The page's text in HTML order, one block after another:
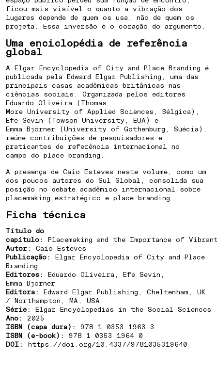
ficou mais visível o quanto a vibração dos
lugares depende de quem os usa, não de quem os
projeta. Essa inversão é o coração do argumento.
Uma enciclopédia de referência
global
A Elgar Encyclopedia of City and Place Branding é
publicada pela Edward Elgar Publishing, uma das
principais casas acadêmicas britânicas nas
ciências sociais. Organizada pelos editores
Eduardo Oliveira (Thomas
More University of Applied Sciences, Bélgica),
Efe Sevin (Towson University, EUA) e
Emma Björner (University of Gothenburg, Suécia),
reúne contribuições de pesquisadores e
praticantes de referência internacional no
campo do place branding.
A presença de Caio Esteves neste volume, como um
dos poucos autores do Sul Global, consolida sua
posição no debate acadêmico internacional sobre
placemaking estratégico e place branding.
Ficha técnica
Título do
capítulo: Placemaking and the Importance of
Autor: Caio Esteves
Publicação: Elgar Encyclopedia of City and Place
Branding
Editores: Eduardo Oliveira, Efe Sevin,
Emma Björner
Editora: Edward Elgar Publishing, Cheltenham, UK
/ Northampton, MA, USA
Série: Elgar Encyclopedias in the Social Sciences
Ano: 2025
ISBN (capa dura): 978 1 0353 1963 3
ISBN (e-book): 978 1 0353 1964 0
DOI: https://doi.org/10.4337/9781035319640